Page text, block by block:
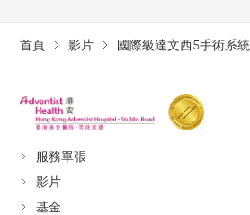
首頁 影片 國際級達文西5手術系
服務單張
影片
基金